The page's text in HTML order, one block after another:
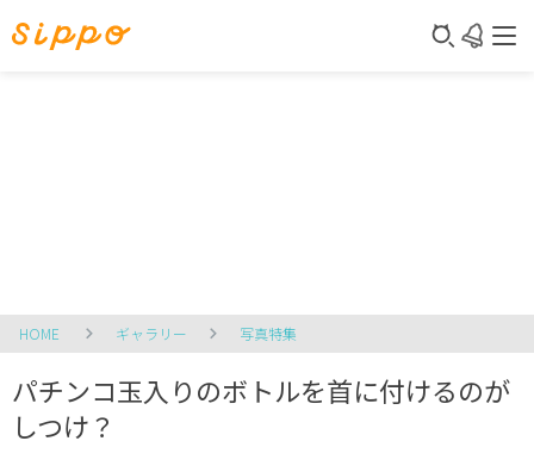
HOME ギャラリー 写真特集
パチンコ玉入りのボトルを首に付けるのが
しつけ？